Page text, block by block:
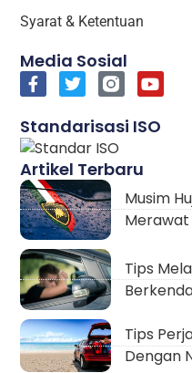
Artikel Terbaru
Musim
Merawat
Tips
Tips
Dengan
Syarat & Ketentuan
Media Sosial
Standarisasi ISO